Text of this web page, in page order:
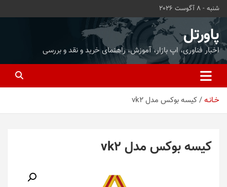
محتوا
بروید
شنبه - 8 آگوست 2026
پاورتل
اخبار فناوری، اپ بازار، آموزش، راهنمای خرید و نقد و بررسی
خـانـه کیسه بوکس مدل vk2
کیسه بوکس مدل vk2